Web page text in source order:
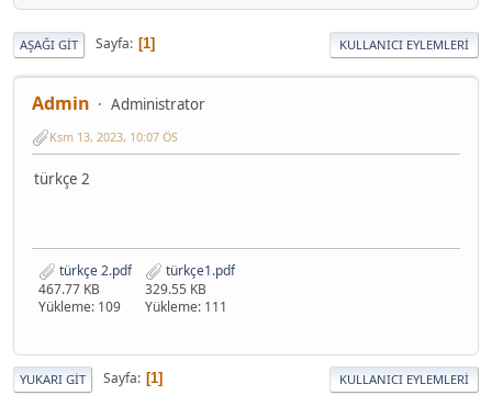
AŞAĞI GIT Sayfa 1 KULLANICI EYLEMLERI
Admin Administrator
Ksm 13, 2023, 10:07 ÖS
türkçe 2
türkçe 2.pdf
467.77 KB
Yükleme: 109
türkçe1.pdf
329.55 KB
Yükleme: 111
YUKARI GIT Sayfa 1 KULLANICI EYLEMLERI